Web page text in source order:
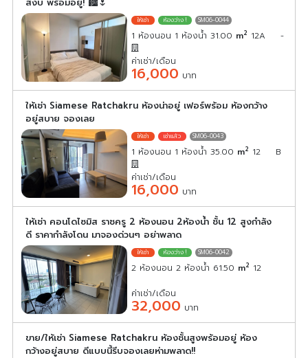
SM06-0044
1 ห้องนอน 1 ห้องน้ำ 31.00 m2 12A -
ค่าเช่า/เดือน
16,000 บาท
ให้เช่า Siamese Ratchakru ห้องน่าอยู่ เฟอร์พร้อม ห้องกว้าง
อยู่สบาย จองเลย
SM06-0043
1 ห้องนอน 1 ห้องน้ำ 35.00 m2 12 B
ค่าเช่า/เดือน
16,000 บาท
ให้เช่า คอนโดไซมิส ราชครู 2 ห้องนอน 2ห้องน้ำ ชั้น 12 สูงกำลัง
ดี ราคากำลังโดน มาจองด่วนๆ อย่าพลาด
SM06-0042
2 ห้องนอน 2 ห้องน้ำ 61.50 m2 12
ค่าเช่า/เดือน
32,000 บาท
ขาย/ให้เช่า Siamese Ratchakru ห้องชั้นสูงพร้อมอยู่ ห้อง
กว้างอยู่สบาย ดีแบบนี้รีบจองเลยห่ามพลาด!!